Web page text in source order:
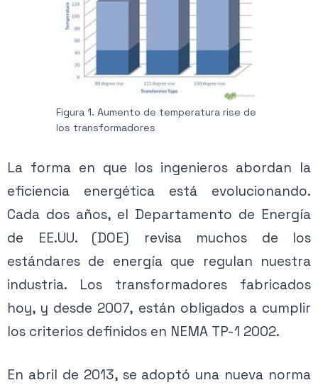
Figura 1. Aumento de temperatura rise de
los transformadores
La forma en que los ingenieros abordan la
eficiencia energética está evolucionando.
Cada dos años, el Departamento de Energía
de EE.UU. (DOE) revisa muchos de los
estándares de energía que regulan nuestra
industria. Los transformadores fabricados
hoy, y desde 2007, están obligados a cumplir
los criterios definidos en NEMA TP-1 2002.
En abril de 2013, se adoptó una nueva norma